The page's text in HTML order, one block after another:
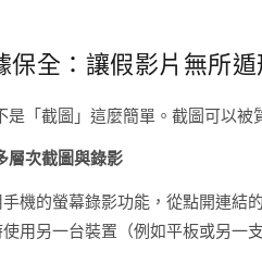
保全：讓假影片無所遁
是「截圖」這麼簡單。截圖可以
層次截圖與錄影
機的螢幕錄影功能，從點開連結
使用另一台裝置（例如平板或另一